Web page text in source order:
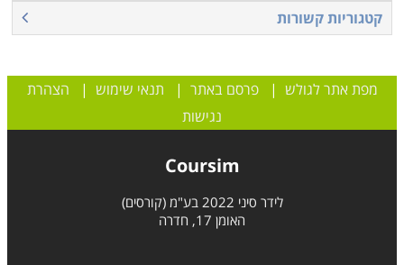
קטגוריות קשורות
מפת אתר לגולש |פרסם באתר | תנאי שימוש | הצהרת
נגישות
Coursim
לידר סיני 2022 בע"מ (קורסים)
האומן 17, חדרה